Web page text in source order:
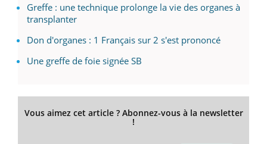
Greffe : une technique prolonge la vie des organes à
transplanter
Don d'organes : 1 Français sur 2 s'est prononcé
Une greffe de foie signée SB
Vous aimez cet article ? Abonnez-vous à la newsletter
!